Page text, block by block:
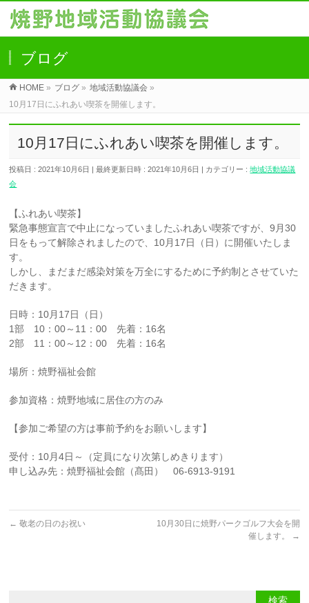
ブログ
HOME » ブログ » 地域活動協議会 »
10月17日にふれあい喫茶を開催します。
10月17日にふれあい喫茶を開催します。
投稿日 : 2021年10月6日 最終更新日時 : 2021年10月6日 カテゴリー :地域活動協議
会
【ふれあい喫茶】
緊急事態宣言で中止になっていましたふれあい喫茶ですが、9月30
日をもって解除されましたので、10月17日（日）に開催いたしま
す。
しかし、まだまだ感染対策を万全にするために予約制とさせていた
だきます。
日時：10月17日（日）
1部 10：00～11：00 先着：16名
2部 11：00～12：00 先着：16名
場所：焼野福祉会館
参加資格：焼野地域に居住の方のみ
【参加ご希望の方は事前予約をお願いします】
受付：10月4日～（定員になり次第しめきります）
申し込み先：焼野福祉会館（髙田） 06-6913-9191
← 敬老の日のお祝い
10月30日に焼野パークゴルフ大会を開
催します。
→